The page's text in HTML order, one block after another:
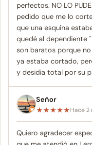
perfectos. NO LO
pedido que me lo
que una esquina
quedé al dependiente
son baratos porque
ya estaba cortado,
y desidia total por su
Señor
★★★★★Hace 2
Quiero agradecer